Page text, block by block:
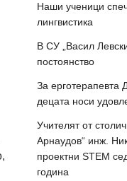
Наши ученици
лингвистика
В СУ „Васил
постоянство
За ерготерапевта
децата носи
Учителят от
Арнаудов“ инж.
проектни STEM
година